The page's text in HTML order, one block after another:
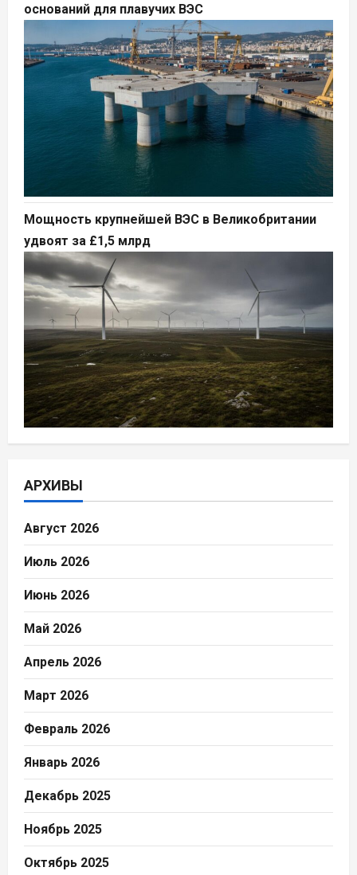
оснований для плавучих ВЭС
Мощность крупнейшей ВЭС в Великобритании
удвоят за £1,5 млрд
АРХИВЫ
Август 2026
Июль 2026
Июнь 2026
Май 2026
Апрель 2026
Март 2026
Февраль 2026
Январь 2026
Декабрь 2025
Ноябрь 2025
Октябрь 2025